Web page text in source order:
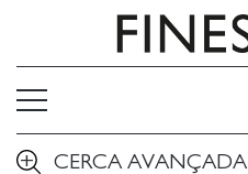
CERCA AVANÇADA